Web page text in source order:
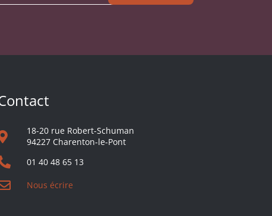
18-20 rue Robert-Schuman
94227 Charenton-le-Pont
01 40 48 65 13
Nous écrire